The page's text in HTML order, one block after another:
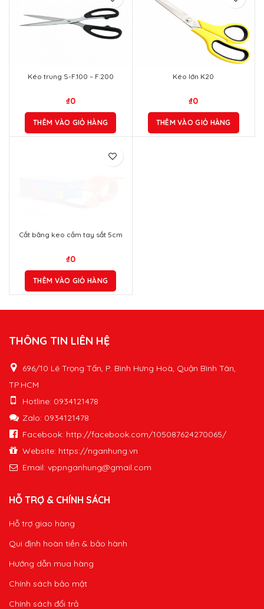
Kéo trung S-F.100 – F.200
₫0
THÊM VÀO GIỎ HÀNG
Kéo lớn K20
₫0
THÊM VÀO GIỎ HÀNG
Cắt băng keo cầm tay sắt 5cm
₫0
THÊM VÀO GIỎ HÀNG
THÔNG TIN LIÊN HỆ
696/10 Lê Trọng Tấn, P. Bình Hưng Hoà, Quận Bình Tân,
TP.HCM
Hotline: 0934121478
Zalo: 0934121478
Facebook: http://facebook.com/105087624270065/
Website: https://nganhung.vn
Email: vppnganhung@gmail.com
HỖ TRỢ & CHÍNH SÁCH
Hỗ trợ giao hàng
Qui định hoàn tiền & bảo hành
Hướng dẫn mua hàng
Chính sách bảo mật
Chính sách đổi trả